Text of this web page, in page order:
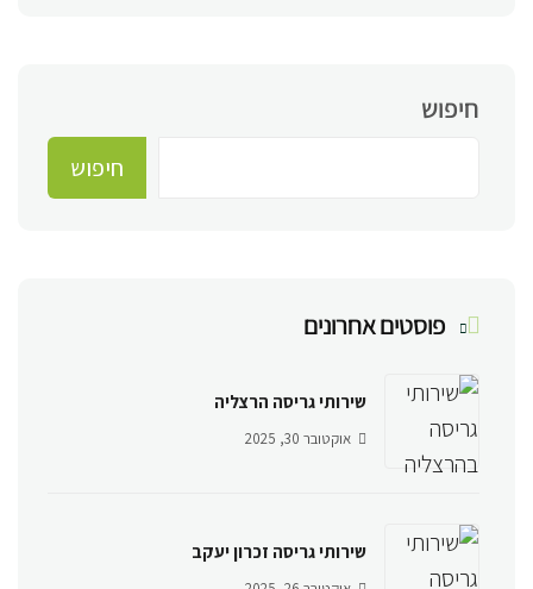
חיפוש
חיפוש
פוסטים אחרונים
שירותי גריסה הרצליה
אוקטובר 30, 2025
שירותי גריסה זכרון יעקב